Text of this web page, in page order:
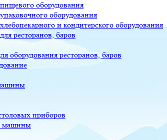
оборудования
оборудования
и кондитерского оборудования
ресторанов, баров
оборудования ресторанов, баров
приборов
машины